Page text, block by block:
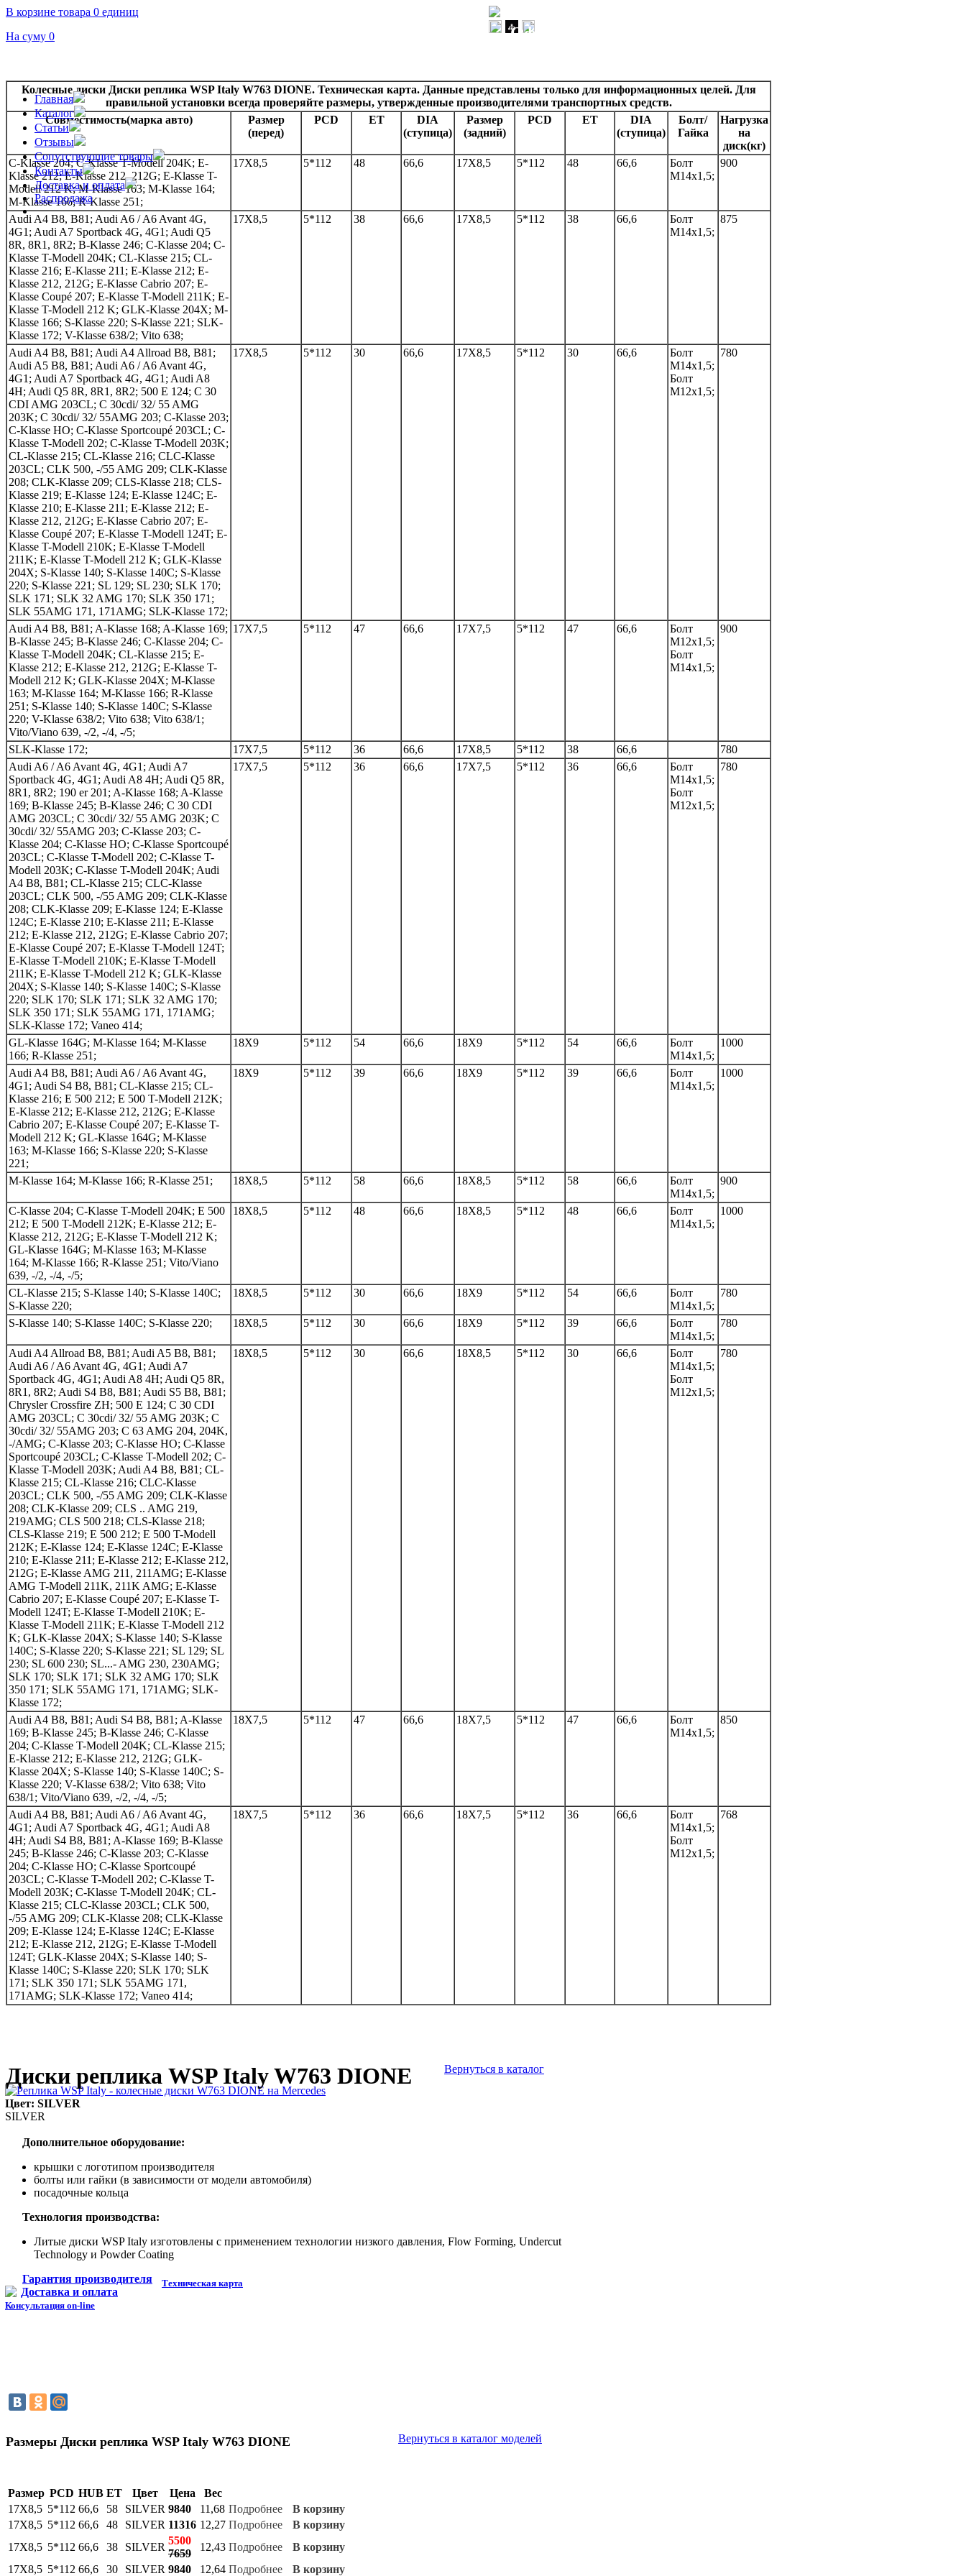
Официальный импортер WSP Italy в России
Главная
Каталог
Статьи
Отзывы
Сопутствующие товары
Контакты
Доставка и оплата
Распродажа
В корзине товара 0 единиц
На суму 0
Колесные диски Диски реплика WSP Italy W763 DIONE. Техническая карта. Данные представлены только для информационных целей. Для
правильной установки всегда проверяйте размеры, утвержденные производителями транспортных средств.
Совместимость(марка авто)
Размер
(перед)
PCD ET
DIA
(ступица)
Размер
(задний)
PCD ET
DIA
(ступица)
Болт/
Гайка
Нагрузка
на
диск(кг)
C-Klasse 204; C-Klasse T-Modell 204K; E-
Klasse 212; E-Klasse 212, 212G; E-Klasse T-
Modell 212 K; M-Klasse 163; M-Klasse 164;
M-Klasse 166; R-Klasse 251;
17Х8,5 5*112 48 66,6 17Х8,5 5*112 48 66,6
Болт
M14x1,5;
900
Audi A4 B8, B81; Audi A6 / A6 Avant 4G,
4G1; Audi A7 Sportback 4G, 4G1; Audi Q5
8R, 8R1, 8R2; B-Klasse 246; C-Klasse 204; C-
Klasse T-Modell 204K; CL-Klasse 215; CL-
Klasse 216; E-Klasse 211; E-Klasse 212; E-
Klasse 212, 212G; E-Klasse Cabrio 207; E-
Klasse Coupé 207; E-Klasse T-Modell 211K; E-
Klasse T-Modell 212 K; GLK-Klasse 204X; M-
Klasse 166; S-Klasse 220; S-Klasse 221; SLK-
Klasse 172; V-Klasse 638/2; Vito 638;
17Х8,5 5*112 38 66,6 17Х8,5 5*112 38 66,6
Болт
M14x1,5;
875
Audi A4 B8, B81; Audi A4 Allroad B8, B81;
Audi A5 B8, B81; Audi A6 / A6 Avant 4G,
4G1; Audi A7 Sportback 4G, 4G1; Audi A8
4H; Audi Q5 8R, 8R1, 8R2; 500 E 124; C 30
CDI AMG 203CL; C 30cdi/ 32/ 55 AMG
203K; C 30cdi/ 32/ 55AMG 203; C-Klasse 203;
C-Klasse HO; C-Klasse Sportcoupé 203CL; C-
Klasse T-Modell 202; C-Klasse T-Modell 203K;
CL-Klasse 215; CL-Klasse 216; CLC-Klasse
203CL; CLK 500, -/55 AMG 209; CLK-Klasse
208; CLK-Klasse 209; CLS-Klasse 218; CLS-
Klasse 219; E-Klasse 124; E-Klasse 124C; E-
Klasse 210; E-Klasse 211; E-Klasse 212; E-
Klasse 212, 212G; E-Klasse Cabrio 207; E-
Klasse Coupé 207; E-Klasse T-Modell 124T; E-
Klasse T-Modell 210K; E-Klasse T-Modell
211K; E-Klasse T-Modell 212 K; GLK-Klasse
204X; S-Klasse 140; S-Klasse 140C; S-Klasse
220; S-Klasse 221; SL 129; SL 230; SLK 170;
SLK 171; SLK 32 AMG 170; SLK 350 171;
SLK 55AMG 171, 171AMG; SLK-Klasse 172;
17Х8,5 5*112 30 66,6 17Х8,5 5*112 30 66,6
Болт
M14x1,5;
Болт
M12x1,5;
780
Audi A4 B8, B81; A-Klasse 168; A-Klasse 169;
B-Klasse 245; B-Klasse 246; C-Klasse 204; C-
Klasse T-Modell 204K; CL-Klasse 215; E-
Klasse 212; E-Klasse 212, 212G; E-Klasse T-
Modell 212 K; GLK-Klasse 204X; M-Klasse
163; M-Klasse 164; M-Klasse 166; R-Klasse
251; S-Klasse 140; S-Klasse 140C; S-Klasse
220; V-Klasse 638/2; Vito 638; Vito 638/1;
Vito/Viano 639, -/2, -/4, -/5;
17Х7,5 5*112 47 66,6 17Х7,5 5*112 47 66,6
Болт
M12x1,5;
Болт
M14x1,5;
900
SLK-Klasse 172; 17Х7,5 5*112 36 66,6 17Х8,5 5*112 38 66,6
780
Audi A6 / A6 Avant 4G, 4G1; Audi A7
Sportback 4G, 4G1; Audi A8 4H; Audi Q5 8R,
8R1, 8R2; 190 er 201; A-Klasse 168; A-Klasse
169; B-Klasse 245; B-Klasse 246; C 30 CDI
AMG 203CL; C 30cdi/ 32/ 55 AMG 203K; C
30cdi/ 32/ 55AMG 203; C-Klasse 203; C-
Klasse 204; C-Klasse HO; C-Klasse Sportcoupé
203CL; C-Klasse T-Modell 202; C-Klasse T-
Modell 203K; C-Klasse T-Modell 204K; Audi
A4 B8, B81; CL-Klasse 215; CLC-Klasse
203CL; CLK 500, -/55 AMG 209; CLK-Klasse
208; CLK-Klasse 209; E-Klasse 124; E-Klasse
124C; E-Klasse 210; E-Klasse 211; E-Klasse
212; E-Klasse 212, 212G; E-Klasse Cabrio 207;
E-Klasse Coupé 207; E-Klasse T-Modell 124T;
E-Klasse T-Modell 210K; E-Klasse T-Modell
211K; E-Klasse T-Modell 212 K; GLK-Klasse
204X; S-Klasse 140; S-Klasse 140C; S-Klasse
220; SLK 170; SLK 171; SLK 32 AMG 170;
SLK 350 171; SLK 55AMG 171, 171AMG;
SLK-Klasse 172; Vaneo 414;
17Х7,5 5*112 36 66,6 17Х7,5 5*112 36 66,6
Болт
M14x1,5;
Болт
M12x1,5;
780
GL-Klasse 164G; M-Klasse 164; M-Klasse
166; R-Klasse 251;
18Х9 5*112 54 66,6 18Х9 5*112 54 66,6
Болт
M14x1,5;
1000
Audi A4 B8, B81; Audi A6 / A6 Avant 4G,
4G1; Audi S4 B8, B81; CL-Klasse 215; CL-
Klasse 216; E 500 212; E 500 T-Modell 212K;
E-Klasse 212; E-Klasse 212, 212G; E-Klasse
Cabrio 207; E-Klasse Coupé 207; E-Klasse T-
Modell 212 K; GL-Klasse 164G; M-Klasse
163; M-Klasse 166; S-Klasse 220; S-Klasse
221;
18Х9 5*112 39 66,6 18Х9 5*112 39 66,6
Болт
M14x1,5;
1000
M-Klasse 164; M-Klasse 166; R-Klasse 251; 18Х8,5 5*112 58 66,6 18Х8,5 5*112 58 66,6
Болт
M14x1,5;
900
C-Klasse 204; C-Klasse T-Modell 204K; E 500
212; E 500 T-Modell 212K; E-Klasse 212; E-
Klasse 212, 212G; E-Klasse T-Modell 212 K;
GL-Klasse 164G; M-Klasse 163; M-Klasse
164; M-Klasse 166; R-Klasse 251; Vito/Viano
639, -/2, -/4, -/5;
18Х8,5 5*112 48 66,6 18Х8,5 5*112 48 66,6
Болт
M14x1,5;
1000
CL-Klasse 215; S-Klasse 140; S-Klasse 140C;
S-Klasse 220;
18Х8,5 5*112 30 66,6 18Х9 5*112 54 66,6
Болт
M14x1,5;
780
S-Klasse 140; S-Klasse 140C; S-Klasse 220; 18Х8,5 5*112 30 66,6 18Х9 5*112 39 66,6
Болт
M14x1,5;
780
Audi A4 Allroad B8, B81; Audi A5 B8, B81;
Audi A6 / A6 Avant 4G, 4G1; Audi A7
Sportback 4G, 4G1; Audi A8 4H; Audi Q5 8R,
8R1, 8R2; Audi S4 B8, B81; Audi S5 B8, B81;
Chrysler Crossfire ZH; 500 E 124; C 30 CDI
AMG 203CL; C 30cdi/ 32/ 55 AMG 203K; C
30cdi/ 32/ 55AMG 203; C 63 AMG 204, 204K,
-/AMG; C-Klasse 203; C-Klasse HO; C-Klasse
Sportcoupé 203CL; C-Klasse T-Modell 202; C-
Klasse T-Modell 203K; Audi A4 B8, B81; CL-
Klasse 215; CL-Klasse 216; CLC-Klasse
203CL; CLK 500, -/55 AMG 209; CLK-Klasse
208; CLK-Klasse 209; CLS .. AMG 219,
219AMG; CLS 500 218; CLS-Klasse 218;
CLS-Klasse 219; E 500 212; E 500 T-Modell
212K; E-Klasse 124; E-Klasse 124C; E-Klasse
210; E-Klasse 211; E-Klasse 212; E-Klasse 212,
212G; E-Klasse AMG 211, 211AMG; E-Klasse
AMG T-Modell 211K, 211K AMG; E-Klasse
Cabrio 207; E-Klasse Coupé 207; E-Klasse T-
Modell 124T; E-Klasse T-Modell 210K; E-
Klasse T-Modell 211K; E-Klasse T-Modell 212
K; GLK-Klasse 204X; S-Klasse 140; S-Klasse
140C; S-Klasse 220; S-Klasse 221; SL 129; SL
230; SL 600 230; SL...- AMG 230, 230AMG;
SLK 170; SLK 171; SLK 32 AMG 170; SLK
350 171; SLK 55AMG 171, 171AMG; SLK-
Klasse 172;
18Х8,5 5*112 30 66,6 18Х8,5 5*112 30 66,6
Болт
M14x1,5;
Болт
M12x1,5;
780
Audi A4 B8, B81; Audi S4 B8, B81; A-Klasse
169; B-Klasse 245; B-Klasse 246; C-Klasse
204; C-Klasse T-Modell 204K; CL-Klasse 215;
E-Klasse 212; E-Klasse 212, 212G; GLK-
Klasse 204X; S-Klasse 140; S-Klasse 140C; S-
Klasse 220; V-Klasse 638/2; Vito 638; Vito
638/1; Vito/Viano 639, -/2, -/4, -/5;
18Х7,5 5*112 47 66,6 18Х7,5 5*112 47 66,6
Болт
M14x1,5;
850
Audi A4 B8, B81; Audi A6 / A6 Avant 4G,
4G1; Audi A7 Sportback 4G, 4G1; Audi A8
4H; Audi S4 B8, B81; A-Klasse 169; B-Klasse
245; B-Klasse 246; C-Klasse 203; C-Klasse
204; C-Klasse HO; C-Klasse Sportcoupé
203CL; C-Klasse T-Modell 202; C-Klasse T-
Modell 203K; C-Klasse T-Modell 204K; CL-
Klasse 215; CLC-Klasse 203CL; CLK 500,
-/55 AMG 209; CLK-Klasse 208; CLK-Klasse
209; E-Klasse 124; E-Klasse 124C; E-Klasse
212; E-Klasse 212, 212G; E-Klasse T-Modell
124T; GLK-Klasse 204X; S-Klasse 140; S-
Klasse 140C; S-Klasse 220; SLK 170; SLK
171; SLK 350 171; SLK 55AMG 171,
171AMG; SLK-Klasse 172; Vaneo 414;
18Х7,5 5*112 36 66,6 18Х7,5 5*112 36 66,6
Болт
M14x1,5;
Болт
M12x1,5;
768
Диски реплика WSP Italy W763 DIONE Вернуться в каталог
Цвет: SILVER
SILVER
Дополнительное оборудование:
крышки с логотипом производителя
болты или гайки (в зависимости от модели автомобиля)
посадочные кольца
Технология производства:
Литые диски WSP Italy изготовлены с применением технологии низкого давления, Flow Forming, Undercut
Technology и Powder Coating
Гарантия производителя
Доставка и оплата
Консультация on-line
Техническая карта
Размеры Диски реплика WSP Italy W763 DIONE Вернуться в каталог моделей
Размер PCD HUB ET Цвет Цена
Вес
17Х8,5 5*112 66,6 58 SILVER 9840 11,68 Подробнее
В корзину
17Х8,5 5*112 66,6 48 SILVER 11316 12,27 Подробнее
В корзину
17Х8,5 5*112 66,6 38 SILVER
5500
7659
12,43 Подробнее
В корзину
17Х8,5 5*112 66,6 30 SILVER 9840 12,64 Подробнее В корзину